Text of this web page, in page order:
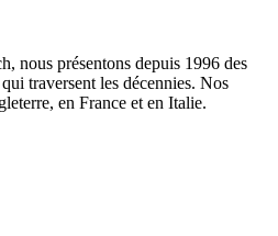
nous présentons depuis 1996 des
traversent les décennies. Nos
en France et en Italie.